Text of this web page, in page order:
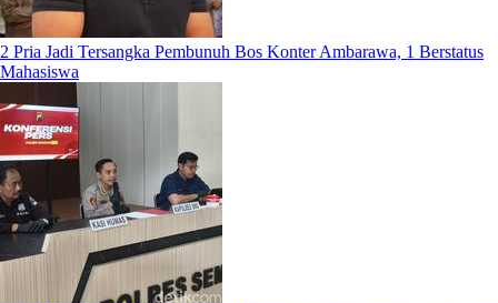
2 Pria Jadi Tersangka Pembunuh Bos Konter Ambarawa, 1 Berstatus
Mahasiswa